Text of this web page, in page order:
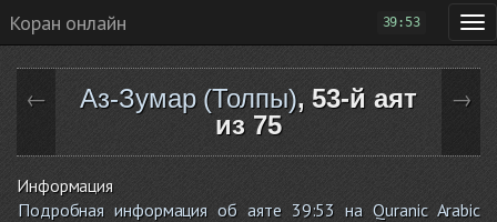
Коран онлайн 39:53
← Аз-Зумар (Толпы), 53-й аят
из 75
→
Информация
Подробная информация об аяте 39:53 на Quranic Arabic